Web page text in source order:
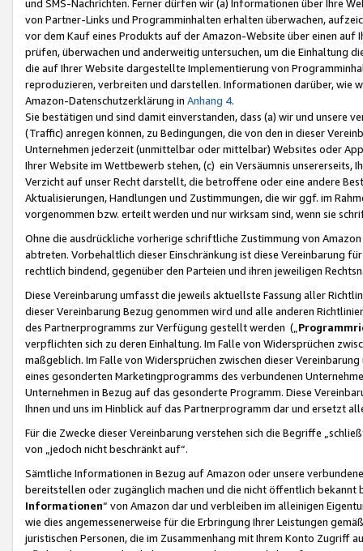
und SMS-Nachrichten. Ferner dürfen wir (a) Informationen über Ihre
von Partner-Links und Programminhalten erhalten überwachen,
vor dem Kauf eines Produkts auf der Amazon-Website über einen
prüfen, überwachen und anderweitig untersuchen, um die Einhaltung
die auf Ihrer Website dargestellte Implementierung von
reproduzieren, verbreiten und darstellen. Informationen darüber, wie
Amazon-Datenschutzerklärung in Anhang 4.
Sie bestätigen und sind damit einverstanden, dass (a) wir und
(Traffic) anregen können, zu Bedingungen, die von den in dieser
Unternehmen jederzeit (unmittelbar oder mittelbar) Websites oder
Ihrer Website im Wettbewerb stehen, (c) ein Versäumnis unsererseits,
Verzicht auf unser Recht darstellt, die betroffene oder eine andere
Aktualisierungen, Handlungen und Zustimmungen, die wir ggf. im
vorgenommen bzw. erteilt werden und nur wirksam sind, wenn sie
Ohne die ausdrückliche vorherige schriftliche Zustimmung von
abtreten. Vorbehaltlich dieser Einschränkung ist diese Vereinbarung
rechtlich bindend, gegenüber den Parteien und ihren jeweiligen
Diese Vereinbarung umfasst die jeweils aktuellste Fassung aller
dieser Vereinbarung Bezug genommen wird und alle anderen
des Partnerprogramms zur Verfügung gestellt werden („
verpflichten sich zu deren Einhaltung. Im Falle von Widersprüchen
maßgeblich. Im Falle von Widersprüchen zwischen dieser
eines gesonderten Marketingprogramms des verbundenen
Unternehmen in Bezug auf das gesonderte Programm. Diese
Ihnen und uns im Hinblick auf das Partnerprogramm dar und ersetzt
Für die Zwecke dieser Vereinbarung verstehen sich die Begriffe
von „jedoch nicht beschränkt auf“.
Sämtliche Informationen in Bezug auf Amazon oder unsere
bereitstellen oder zugänglich machen und die nicht öffentlich
Informationen“ von Amazon dar und verbleiben im alleinigen
wie dies angemessenerweise für die Erbringung Ihrer Leistungen
juristischen Personen, die im Zusammenhang mit Ihrem Konto